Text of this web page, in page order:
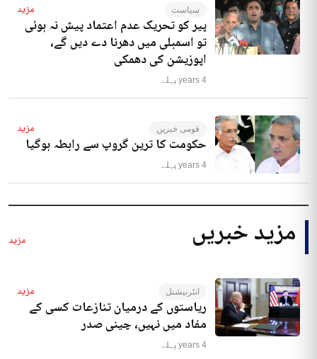
سیاست مزید
پیر کو تحریک عدم اعتماد پیش نہ ہوئی
تو اسمبلی میں دھرنا دے دیں گے،
اپوزیشن کی دھمکی
4 years پہلے
قومی خبریں مزید
حکومت کا ترین گروپ سے رابطہ ہوگیا
4 years پہلے
مزید خبریں مزید
انٹرنیشنل مزید
ریاستوں کے درمیان تنازعات کسی کے
مفاد میں نہیں، چینی صدر
4 years پہلے